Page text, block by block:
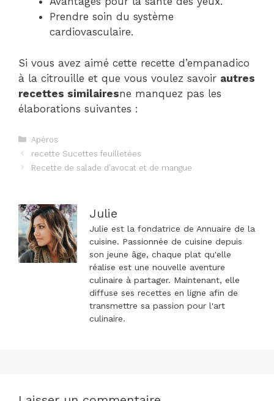
Prendre soin du système
cardiovasculaire.
Si vous avez aimé cette recette d’empanadico
à la citrouille et que vous voulez savoir autres
recettes similairesne manquez pas les
élaborations suivantes :
Catégories
Apéros
Navigation
des
recette Sucettes feuilletées
Recette de salade d’avocat et de mangue
Julie
Julie est la fondatrice de Annuaire de la
cuisine. Passionnée de cuisine depuis
son jeune âge, chaque plat qu'elle
réalise est une nouvelle aventure
culinaire à partager. Maintenant, elle
diffuse ses recettes en ligne afin de
transmettre sa passion pour l'art
culinaire.